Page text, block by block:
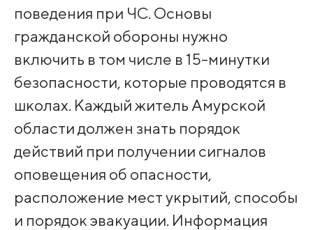
поведения при ЧС. Основы
гражданской обороны нужно
включить в том числе в 15-минутки
безопасности, которые проводятся в
школах. Каждый житель Амурской
области должен знать порядок
действий при получении сигналов
оповещения об опасности,
расположение мест укрытий, способы
и порядок эвакуации. Информация